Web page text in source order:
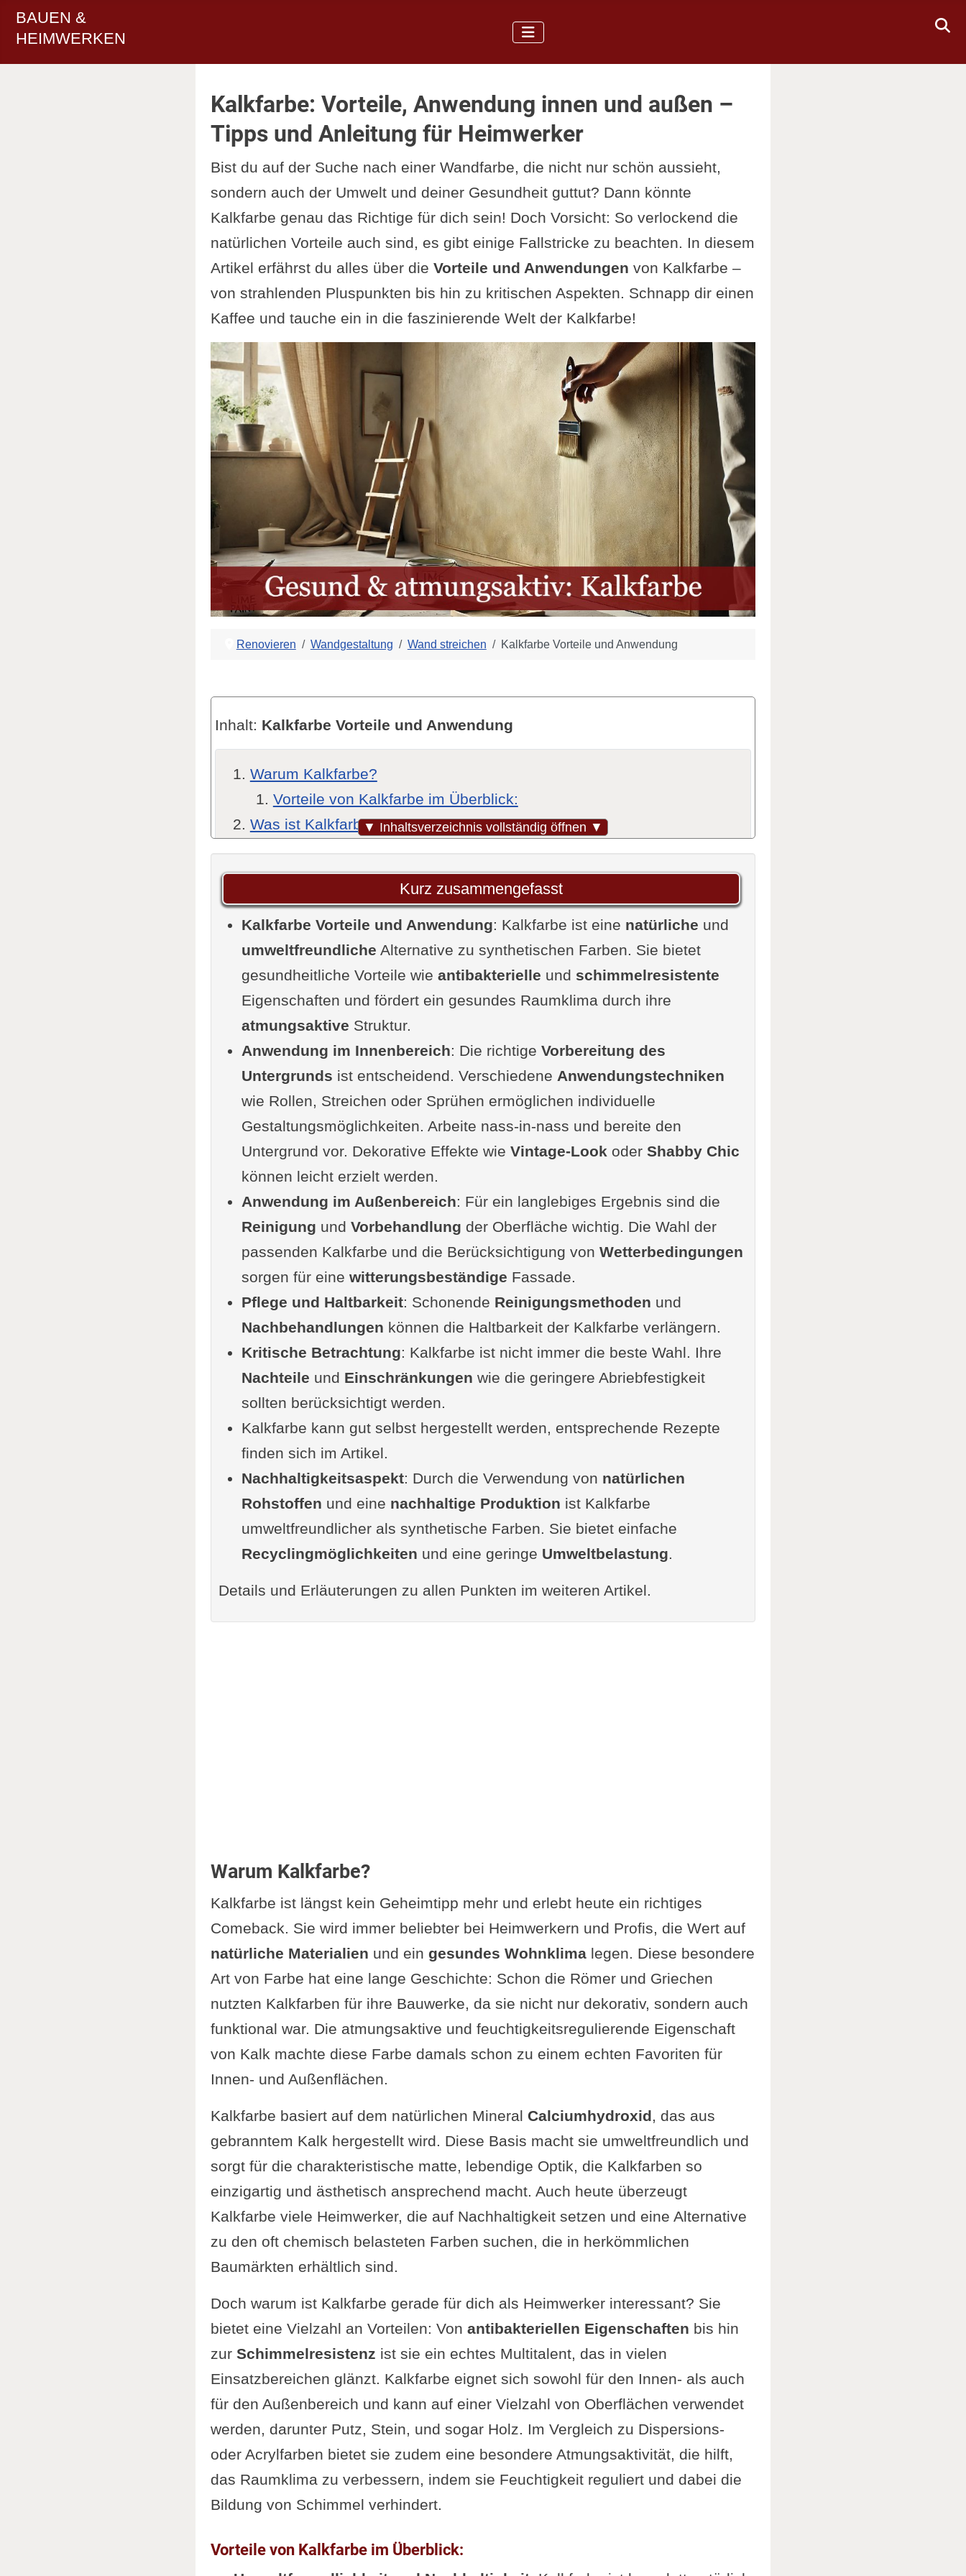
BAUEN &
HEIMWERKEN
Kalkfarbe: Vorteile, Anwendung innen und außen –
Tipps und Anleitung für Heimwerker
Bist du auf der Suche nach einer Wandfarbe, die nicht nur schön aussieht,
sondern auch der Umwelt und deiner Gesundheit guttut? Dann könnte
Kalkfarbe genau das Richtige für dich sein! Doch Vorsicht: So verlockend die
natürlichen Vorteile auch sind, es gibt einige Fallstricke zu beachten. In diesem
Artikel erfährst du alles über die Vorteile und Anwendungen von Kalkfarbe –
von strahlenden Pluspunkten bis hin zu kritischen Aspekten. Schnapp dir einen
Kaffee und tauche ein in die faszinierende Welt der Kalkfarbe!
Renovieren Wandgestaltung Wand streichen Kalkfarbe Vorteile und Anwendung
▼ Inhaltsverzeichnis vollständig öffnen ▼
Inhalt: Kalkfarbe Vorteile und Anwendung
Warum Kalkfarbe?
Vorteile von Kalkfarbe im Überblick:
Was ist Kalkfarbe?
Zusammensetzung und ökologische Vorteile
Eigenschaften und Funktionsweise
Unterschiede zu anderen Farben
Video: Was jeder über Kalkfarbe wissen sollte
Vorteile der Kalkfarbe im Innenbereich
Gesundheitliche Vorteile
Umweltfreundlichkeit und Nachhaltigkeit
Ästhetische Vorteile: Mattes Finish und natürliche Farben
Nachteil: mangelnde Abriebsfestigkeit
Vorteile der Kalkfarbe im Außenbereich
Langlebigkeit und Witterungsbeständigkeit
Algen- und schimmelresistente Eigenschaften
Atmungsaktivität und Feuchtigkeitsregulierung
Geeignete Oberflächen und Fassaden
Mögliche Nachteile und Kontroversen
Zusammengefasst
Anwendung von Kalkfarbe im Innenbereich
Worauf haftet Kalkfarbe?
Vorbereitung des Untergrunds
Anwendungstechniken: Rollen, Streichen und Sprühen
Trocknungszeit und Nachbehandlung
Dekorative Effekte und Gestaltungsmöglichkeiten
Video: Erfahrungsbericht mit dem Auftragen von Kalkfarbe auf
verschiedenen Untergründen
Anwendung von Kalkfarbe im Außenbereich
Vorbereitung der Oberfläche: Tipps zur Reinigung und
Vorbehandlung
Auswahl der richtigen Kalkfarbe für den Außenbereich
Techniken und Werkzeuge für eine gleichmäßige Anwendung
Kritische Betrachtung und mögliche Herausforderungen
Nachteile und Einschränkungen der Kalkfarbe
Alternative Farben für anspruchsvolle Oberflächen
Mögliche Probleme und deren Lösungen
Nachhaltigkeitsaspekt und ökologische Vorteile von Kalkfarbe
Nachhaltige Produktion und natürliche Rohstoffe
Vergleich mit synthetischen Farben hinsichtlich Umweltbelastung
Recyclingmöglichkeiten und Entsorgung
Ergänzung oder Frage von dir?
Im Zusammenhang interessant
Kurz zusammengefasst
Kalkfarbe Vorteile und Anwendung: Kalkfarbe ist eine natürliche und
umweltfreundliche Alternative zu synthetischen Farben. Sie bietet
gesundheitliche Vorteile wie antibakterielle und schimmelresistente
Eigenschaften und fördert ein gesundes Raumklima durch ihre
atmungsaktive Struktur.
Anwendung im Innenbereich: Die richtige Vorbereitung des
Untergrunds ist entscheidend. Verschiedene Anwendungstechniken
wie Rollen, Streichen oder Sprühen ermöglichen individuelle
Gestaltungsmöglichkeiten. Arbeite nass-in-nass und bereite den
Untergrund vor. Dekorative Effekte wie Vintage-Look oder Shabby Chic
können leicht erzielt werden.
Anwendung im Außenbereich: Für ein langlebiges Ergebnis sind die
Reinigung und Vorbehandlung der Oberfläche wichtig. Die Wahl der
passenden Kalkfarbe und die Berücksichtigung von Wetterbedingungen
sorgen für eine witterungsbeständige Fassade.
Pflege und Haltbarkeit: Schonende Reinigungsmethoden und
Nachbehandlungen können die Haltbarkeit der Kalkfarbe verlängern.
Kritische Betrachtung: Kalkfarbe ist nicht immer die beste Wahl. Ihre
Nachteile und Einschränkungen wie die geringere Abriebfestigkeit
sollten berücksichtigt werden.
Kalkfarbe kann gut selbst hergestellt werden, entsprechende Rezepte
finden sich im Artikel.
Nachhaltigkeitsaspekt: Durch die Verwendung von natürlichen
Rohstoffen und eine nachhaltige Produktion ist Kalkfarbe
umweltfreundlicher als synthetische Farben. Sie bietet einfache
Recyclingmöglichkeiten und eine geringe Umweltbelastung.
Details und Erläuterungen zu allen Punkten im weiteren Artikel.
Warum Kalkfarbe?
Kalkfarbe ist längst kein Geheimtipp mehr und erlebt heute ein richtiges
Comeback. Sie wird immer beliebter bei Heimwerkern und Profis, die Wert auf
natürliche Materialien und ein gesundes Wohnklimalegen. Diese besondere
Art von Farbe hat eine lange Geschichte: Schon die Römer und Griechen
nutzten Kalkfarben für ihre Bauwerke, da sie nicht nur dekorativ, sondern auch
funktional war. Die atmungsaktive und feuchtigkeitsregulierende Eigenschaft
von Kalk machte diese Farbe damals schon zu einem echten Favoriten für
Innen- und Außenflächen.
Kalkfarbe basiert auf dem natürlichen Mineral Calciumhydroxid, das aus
gebranntem Kalk hergestellt wird. Diese Basis macht sie umweltfreundlich und
sorgt für die charakteristische matte, lebendige Optik, die Kalkfarben so
einzigartig und ästhetisch ansprechend macht. Auch heute überzeugt
Kalkfarbe viele Heimwerker, die auf Nachhaltigkeit setzen und eine Alternative
zu den oft chemisch belasteten Farben suchen, die in herkömmlichen
Baumärkten erhältlich sind.
Doch warum ist Kalkfarbe gerade für dich als Heimwerker interessant? Sie
bietet eine Vielzahl an Vorteilen: Von antibakteriellen Eigenschaften bis hin
zur Schimmelresistenz ist sie ein echtes Multitalent, das in vielen
Einsatzbereichen glänzt. Kalkfarbe eignet sich sowohl für den Innen- als auch
für den Außenbereich und kann auf einer Vielzahl von Oberflächen verwendet
werden, darunter Putz, Stein, und sogar Holz. Im Vergleich zu Dispersions-
oder Acrylfarben bietet sie zudem eine besondere Atmungsaktivität, die hilft,
das Raumklima zu verbessern, indem sie Feuchtigkeit reguliert und dabei die
Bildung von Schimmel verhindert.
Vorteile von Kalkfarbe im Überblick: